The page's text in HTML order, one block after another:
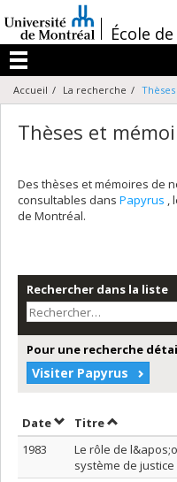
au
contenu
/École de
Menu
Accueil La recherche
Thèses et
Des thèses et mémoires de
consultables dans Papyrus ,
de Montréal.
Rechercher dans la liste
Pour une recherche
Visiter Papyrus
DateTrier par date en
TitreTrier par
1983
Le rôle de
système de